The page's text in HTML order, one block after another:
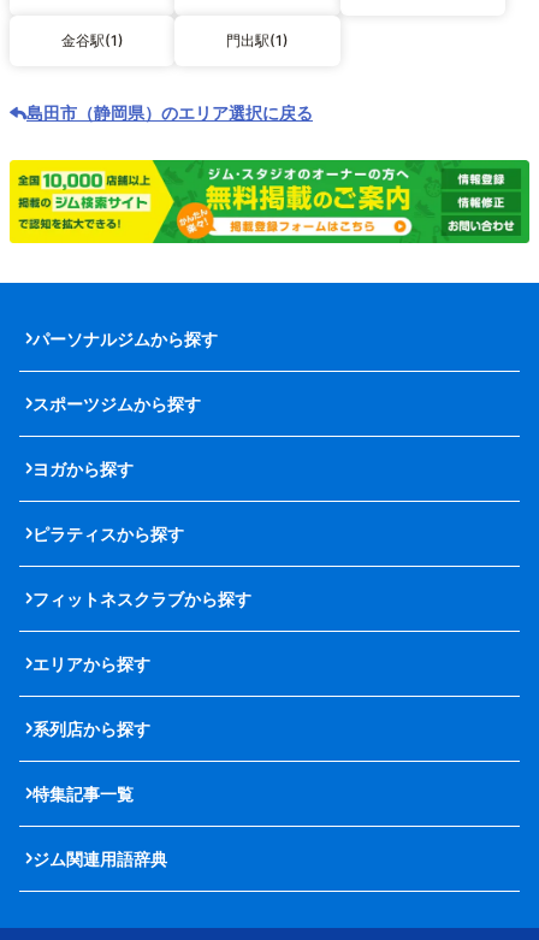
金谷駅(1) 門出駅(1)
島田市（静岡県）のエリア選択に戻る
パーソナルジムから探す
スポーツジムから探す
ヨガから探す
ピラティスから探す
フィットネスクラブから探す
エリアから探す
系列店から探す
特集記事一覧
ジム関連用語辞典